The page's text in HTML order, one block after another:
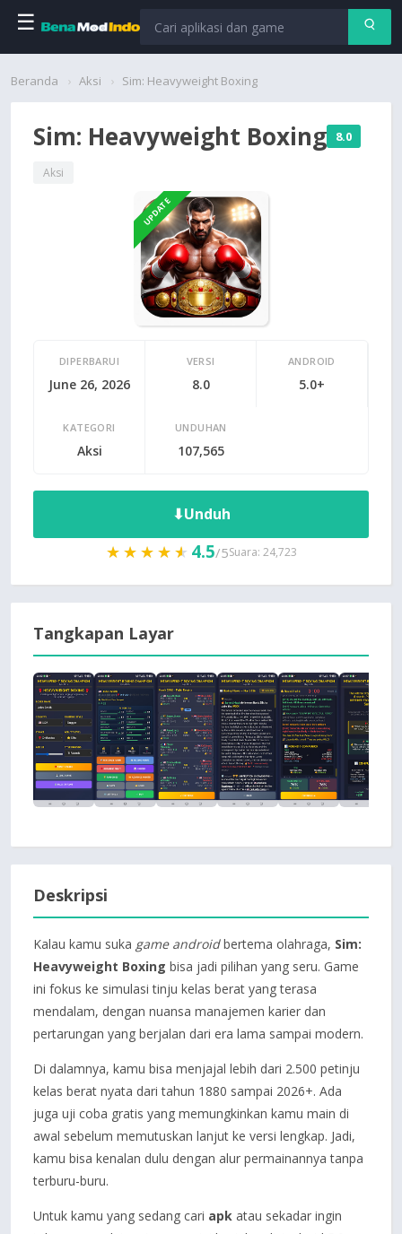
☰
Beranda
Beranda Aksi Sim: Heavyweight Boxing
Sim: Heavyweight Boxing 8.0
Aksi
UPDATE
DIPERBARUI
June 26, 2026
VERSI
8.0
ANDROID
5.0+
KATEGORI
Aksi
UNDUHAN
107,565
⬇Unduh
★★★★★
★★★★★ 4.5/5Suara: 24,723
Tangkapan Layar
Deskripsi
Kalau kamu suka game androidbertema olahraga, Sim:
Heavyweight Boxing bisa jadi pilihan yang seru. Game
ini fokus ke simulasi tinju kelas berat yang terasa
mendalam, dengan nuansa manajemen karier dan
pertarungan yang berjalan dari era lama sampai modern.
Di dalamnya, kamu bisa menjajal lebih dari 2.500 petinju
kelas berat nyata dari tahun 1880 sampai 2026+. Ada
juga uji coba gratis yang memungkinkan kamu main di
awal sebelum memutuskan lanjut ke versi lengkap. Jadi,
kamu bisa kenalan dulu dengan alur permainannya tanpa
terburu-buru.
Untuk kamu yang sedang cari apk atau sekadar ingin